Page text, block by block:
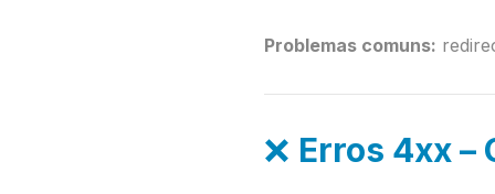
Problemas comuns:
❌ Erros 4xx –